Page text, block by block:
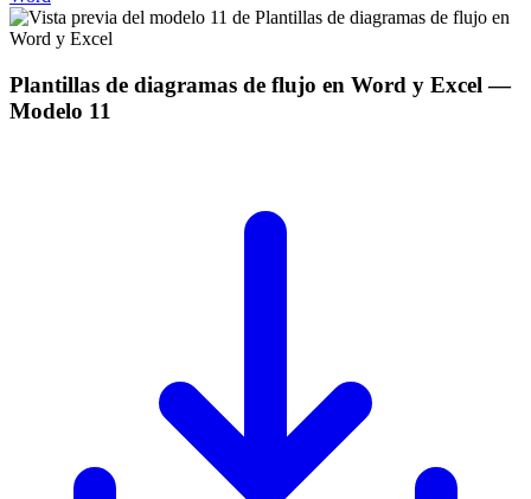
Plantillas de diagramas de flujo en Word y Excel —
Modelo 11